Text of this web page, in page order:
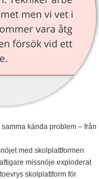
kända problem – från
med skolplattformen
missnöje exploderat
skolplattform för